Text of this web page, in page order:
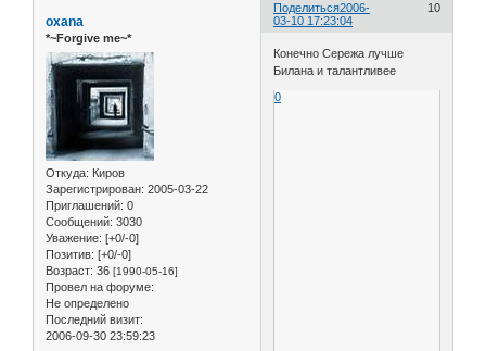
Поделиться 10
2006-
03-10 17:23:04
oxana
*~Forgive me~*
Откуда: Киров
Зарегистрирован: 2005-03-22
Приглашений: 0
Сообщений: 3030
Уважение: [+0/-0]
Позитив: [+0/-0]
Возраст: 36 [1990-05-16]
Провел на форуме:
Не определено
Последний визит:
2006-09-30 23:59:23
Конечно Сережа лучше
Билана и талантливее
0